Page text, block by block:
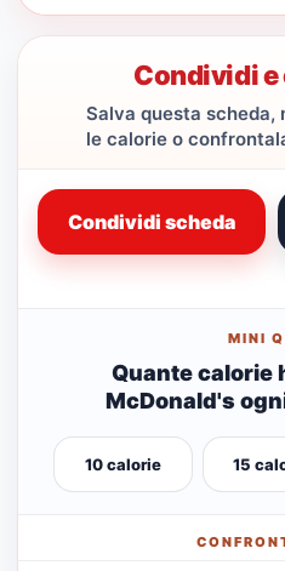
Condividi
Salva questa scheda,
le calorie o
Condividi scheda
MINI
Quante calorie
McDonald's
10 calorie 15